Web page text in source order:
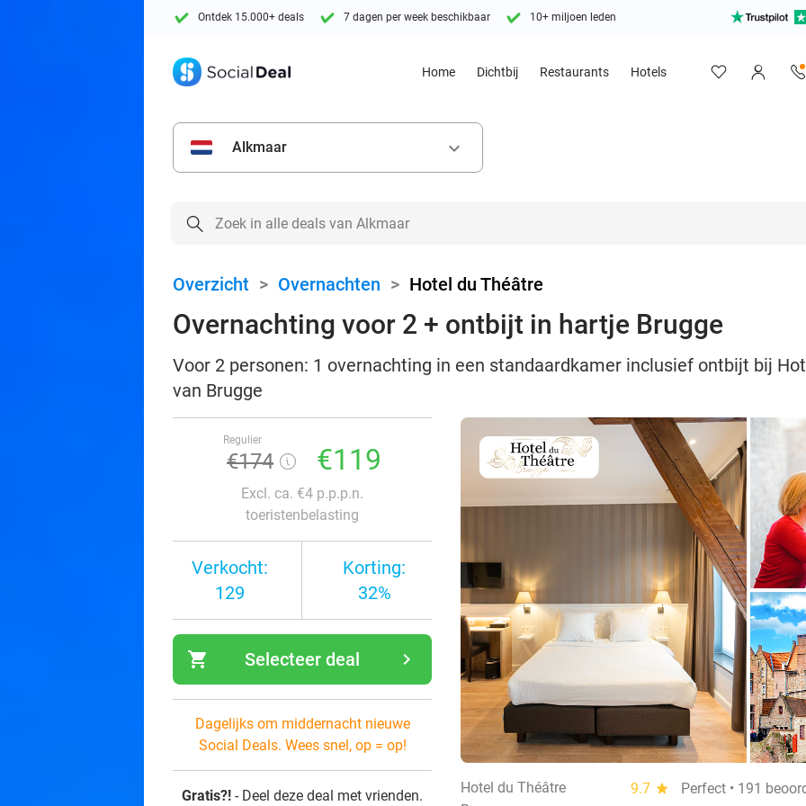
Ontdek 15.000+ deals 7 dagen per week beschikbaar 10+ miljoen leden
Home Dichtbij Restaurants Hotels
Alkmaar keyboard_arrow_down
Overzicht > Overnachten > Hotel du Théâtre
Overnachting voor 2 + ontbijt in hartje Brugge
Voor 2 personen: 1 overnachting in een standaardkamer inclusief ontbijt bij
van Brugge
Regulier
€174 €119
Excl. ca. €4 p.p.p.n.
toeristenbelasting
Verkocht:
129
Korting:
32%
shopping_cart navigate_next
Selecteer deal
Dagelijks om middernacht nieuwe
Social Deals. Wees snel, op = op!
Gratis?! - Deel deze deal met vrienden.
Hotel du Théâtre 9.7 star
Perfect • 191